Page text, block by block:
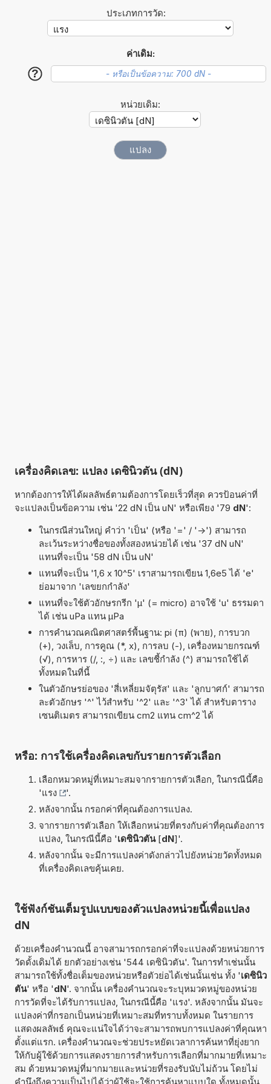
ประเภทการวัด:
ค่าเดิม:
?
หน่วยเดิม:
เครื่องคิดเลข: แปลง เดซินิวตัน (dN)
หากต้องการให้ได้ผลลัพธ์ตามต้องการโดยเร็วที่สุด ควรป้อนค่าที่
จะแปลงเป็นข้อความ เช่น '22 dN เป็น uN' หรือเพียง '79 dN':
ในกรณีส่วนใหญ่ คำว่า 'เป็น' (หรือ '=' / '->') สามารถ
ละเว้นระหว่างชื่อของทั้งสองหน่วยได้ เช่น '37 dN uN'
แทนที่จะเป็น '58 dN เป็น uN'
แทนที่จะเป็น '1,6 x 10^5' เราสามารถเขียน 1,6e5 ได้ 'e'
ย่อมาจาก 'เลขยกกำลัง'
แทนที่จะใช้ตัวอักษรกรีก 'µ' (= micro) อาจใช้ 'u' ธรรมดา
ได้ เช่น uPa แทน µPa
การคำนวณคณิตศาสตร์พื้นฐาน: pi (π) (พาย), การบวก
(+), วงเล็บ, การคูณ (*, x), การลบ (-), เครื่องหมายกรณฑ์
(√), การหาร (/, :, ÷) และ เลขชี้กำลัง (^) สามารถใช้ได้
ทั้งหมดในที่นี้
ในตัวอักษรย่อของ 'สี่เหลี่ยมจัตุรัส' และ 'ลูกบาศก์' สามารถ
ละตัวอักษร '^' ไว้สำหรับ '^2' และ '^3' ได้ สำหรับตาราง
เซนติเมตร สามารถเขียน cm2 แทน cm^2 ได้
หรือ: การใช้เครื่องคิดเลขกับรายการตัวเลือก
เลือกหมวดหมู่ที่เหมาะสมจากรายการตัวเลือก, ในกรณีนี้คือ
'แรง
'.
หลังจากนั้น กรอกค่าที่คุณต้องการแปลง.
จากรายการตัวเลือก ให้เลือกหน่วยที่ตรงกับค่าที่คุณต้องการ
แปลง, ในกรณีนี้คือ 'เดซินิวตัน[dN]'.
หลังจากนั้น จะมีการแปลงค่าดังกล่าวไปยังหน่วยวัดทั้งหมด
ที่เครื่องคิดเลขคุ้นเคย.
ใช้ฟังก์ชันเต็มรูปแบบของตัวแปลงหน่วยนี้เพื่อแปลง
dN
ด้วยเครื่องคำนวณนี้ อาจสามารถกรอกค่าที่จะแปลงด้วยหน่วยการ
วัดดั้งเดิมได้ ยกตัวอย่างเช่น '544 เดซินิวตัน'. ในการทำเช่นนั้น
สามารถใช้ทั้งชื่อเต็มของหน่วยหรือตัวย่อได้เช่นนั้นเช่น ทั้ง 'เดซินิว
ตัน' หรือ 'dN'. จากนั้น เครื่องคำนวณจะระบุหมวดหมู่ของหน่วย
การวัดที่จะได้รับการแปลง, ในกรณีนี้คือ 'แรง'. หลังจากนั้น มันจะ
แปลงค่าที่กรอกเป็นหน่วยที่เหมาะสมที่ทราบทั้งหมด ในรายการ
แสดงผลลัพธ์ คุณจะแน่ใจได้ว่าจะสามารถพบการแปลงค่าที่คุณหา
ตั้งแต่แรก. เครื่องคำนวณจะช่วยประหยัดเวลาการค้นหาที่ยุ่งยาก
ให้กับผู้ใช้ด้วยการแสดงรายการสำหรับการเลือกที่มากมายที่เหมาะ
สม ด้วยหมวดหมู่ที่มากมายและหน่วยที่รองรับนับไม่ถ้วน โดยไม่
คำนึงถึงความเป็นไปได้ว่าผู้ใช้จะใช้การค้นหาแบบใด ทั้งหมดนั้น